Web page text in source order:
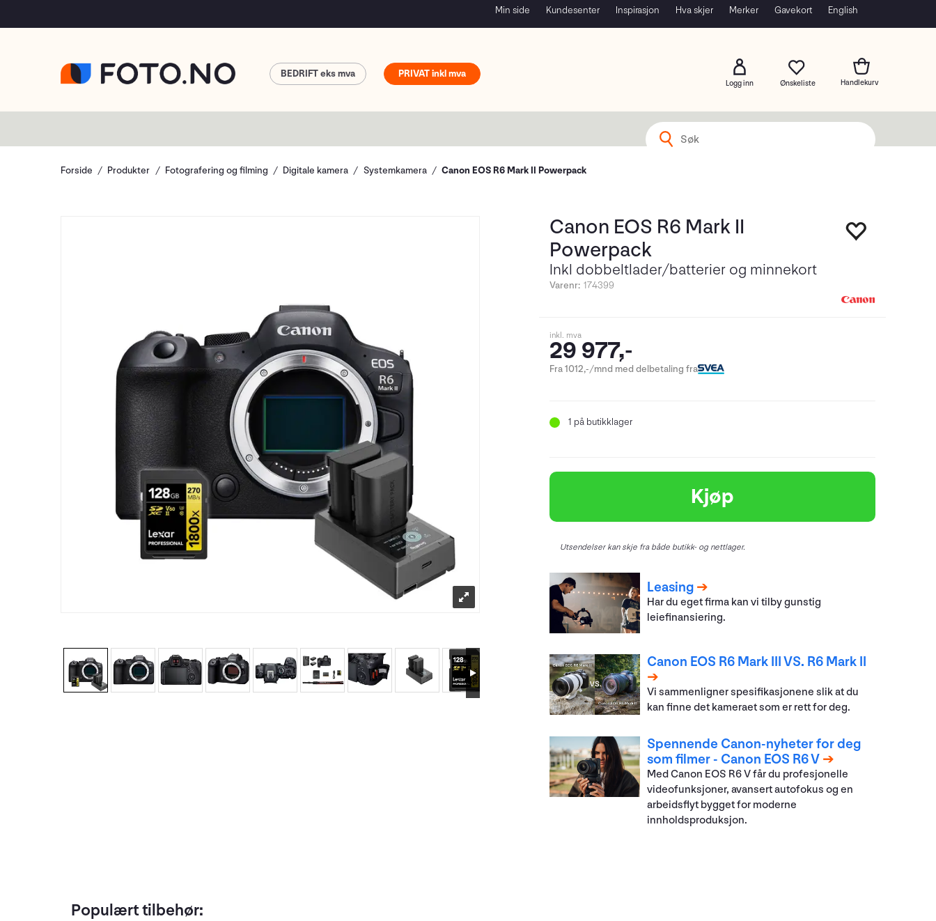
Min side Kundesenter Inspirasjon Hva skjer Merker Gavekort English
Logg inn
PRIVAT
BEDRIFT
Forside Produkter Fotografering og filming Digitale kamera Systemkamera Canon EOS R6 Mark II Powerpack
Canon EOS R6 Mark II
Powerpack
Inkl dobbeltlader/batterier og minnekort
Varenr: 174399
inkl. mva
29 977,-
Fra 1012,-/mnd med delbetaling fra
1 på butikklager
Kjøp
Utsendelser kan skje fra både butikk- og nettlager.
Leasing
Har du eget firma kan vi tilby gunstig
leiefinansiering.
Canon EOS R6 Mark III VS. R6 Mark II
Vi sammenligner spesifikasjonene slik at du
kan finne det kameraet som er rett for deg.
Spennende Canon-nyheter for deg
som filmer - Canon EOS R6 V
Med Canon EOS R6 V får du profesjonelle
videofunksjoner, avansert autofokus og en
arbeidsflyt bygget for moderne
innholdsproduksjon.
Populært tilbehør: